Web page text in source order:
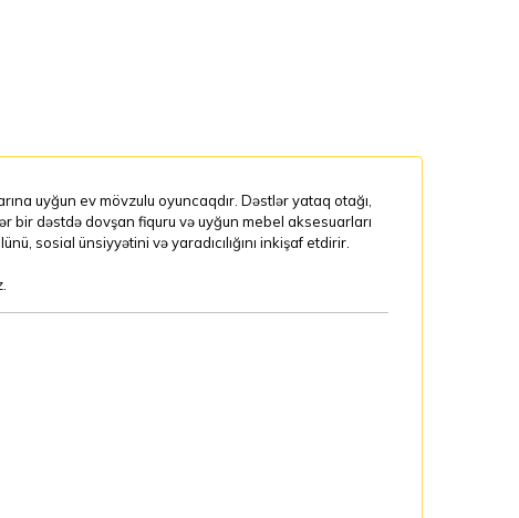
uyğun ev mövzulu oyuncaqdır. Dəstlər yataq otağı,
bir dəstdə dovşan fiquru və uyğun mebel aksesuarları
sosial ünsiyyətini və yaradıcılığını inkişaf etdirir.